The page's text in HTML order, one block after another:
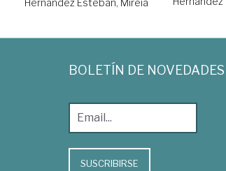
Hernández Esteban, Mireia
BOLETÍN DE NOVEDADES
SUSCRIBIRSE